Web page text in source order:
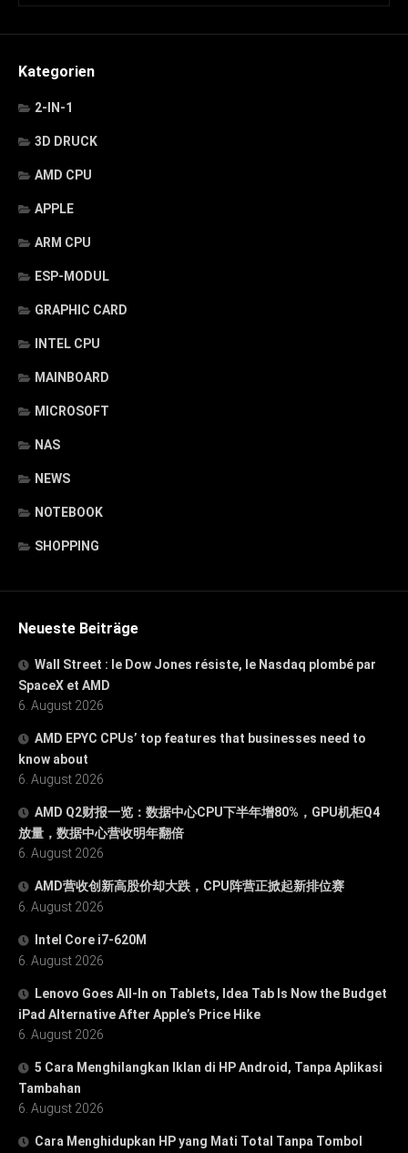
Kategorien
2-IN-1
3D DRUCK
AMD CPU
APPLE
ARM CPU
ESP-MODUL
GRAPHIC CARD
INTEL CPU
MAINBOARD
MICROSOFT
NAS
NEWS
NOTEBOOK
SHOPPING
Neueste Beiträge
Wall Street : le Dow Jones résiste, le Nasdaq plombé par
SpaceX et AMD
6. August 2026
AMD EPYC CPUs’ top features that businesses need to
know about
6. August 2026
AMD Q2财报一览：数据中心CPU下半年增80%，GPU机柜Q4
放量，数据中心营收明年翻倍
6. August 2026
AMD营收创新高股价却大跌，CPU阵营正掀起新排位赛
6. August 2026
Intel Core i7-620M
6. August 2026
Lenovo Goes All-In on Tablets, Idea Tab Is Now the Budget
iPad Alternative After Apple’s Price Hike
6. August 2026
5 Cara Menghilangkan Iklan di HP Android, Tanpa Aplikasi
Tambahan
6. August 2026
Cara Menghidupkan HP yang Mati Total Tanpa Tombol